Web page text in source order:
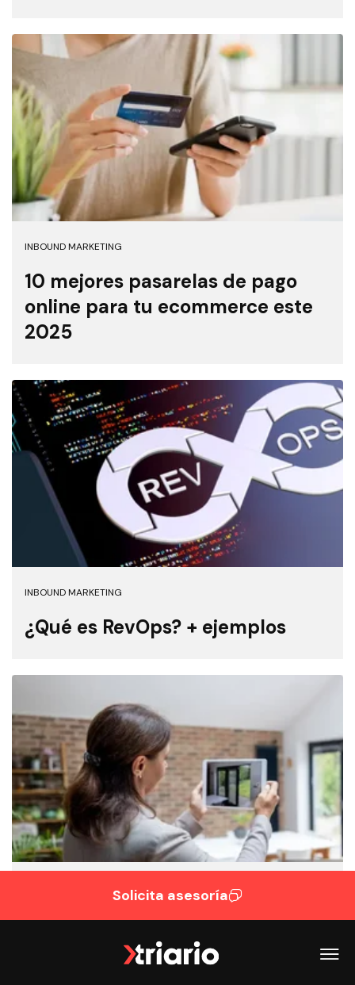
Solicita asesoría
INBOUND MARKETING
10 mejores pasarelas de pago
online para tu ecommerce este
2025
INBOUND MARKETING
¿Qué es RevOps? + ejemplos
INBOUND MARKETING
El marketing inmobiliario y su
transformación hacia lo digital